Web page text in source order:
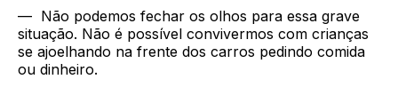
— Não podemos fechar os olhos para essa grave
situação. Não é possível convivermos com crianças
se ajoelhando na frente dos carros pedindo comida
ou dinheiro.